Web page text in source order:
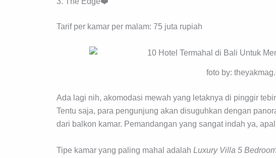
Tarif per kamar per malam: 75 juta rupiah
foto by:
Ada lagi nih, akomodasi mewah yang letaknya di pinggir
Tentu saja, para pengunjung akan disuguhkan dengan
dari balkon kamar. Pemandangan yang sangat indah ya,
Tipe kamar yang paling mahal adalah Luxury Villa 5